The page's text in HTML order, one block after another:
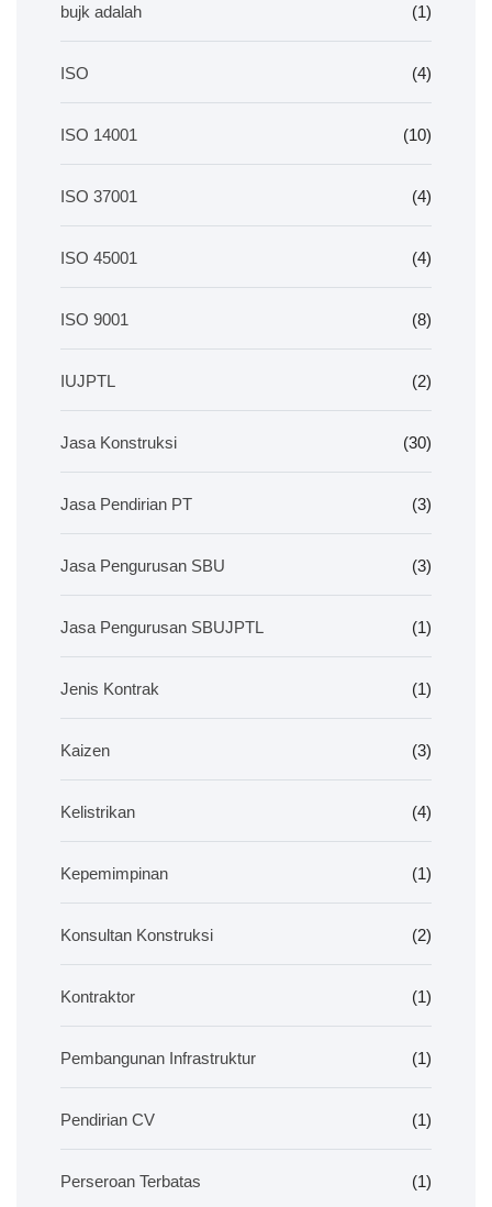
bujk adalah (1)
ISO (4)
ISO 14001 (10)
ISO 37001 (4)
ISO 45001 (4)
ISO 9001 (8)
IUJPTL (2)
Jasa Konstruksi (30)
Jasa Pendirian PT (3)
Jasa Pengurusan SBU (3)
Jasa Pengurusan SBUJPTL (1)
Jenis Kontrak (1)
Kaizen (3)
Kelistrikan (4)
Kepemimpinan (1)
Konsultan Konstruksi (2)
Kontraktor (1)
Pembangunan Infrastruktur (1)
Pendirian CV (1)
Perseroan Terbatas (1)